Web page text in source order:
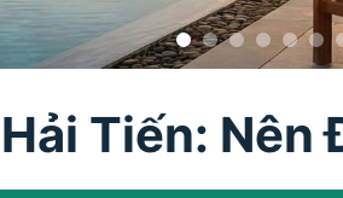
Tiến: Nên